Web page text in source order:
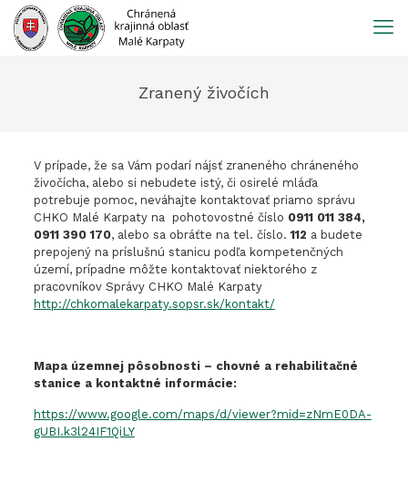
Prejsť
obsah
Zranený živočích
V prípade, že sa Vám podarí nájsť zraneného chráneného
živočícha, alebo si nebudete istý, či osirelé mláďa
potrebuje pomoc, neváhajte kontaktovať priamo správu
CHKO Malé Karpaty na pohotovostné číslo 0911 011 384,
0911 390 170, alebo sa obráťte na tel. číslo. 112 a budete
prepojený na príslušnú stanicu podľa kompetenčných
území, prípadne môžte kontaktovať niektorého z
pracovníkov Správy CHKO Malé Karpaty
http://chkomalekarpaty.sopsr.sk/kontakt/
Mapa územnej pôsobnosti – chovné a rehabilitačné
stanice a kontaktné informácie:
https://www.google.com/maps/d/viewer?mid=zNmE0DA-
gUBI.k3l24IF1QiLY